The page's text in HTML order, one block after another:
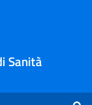
Sanità